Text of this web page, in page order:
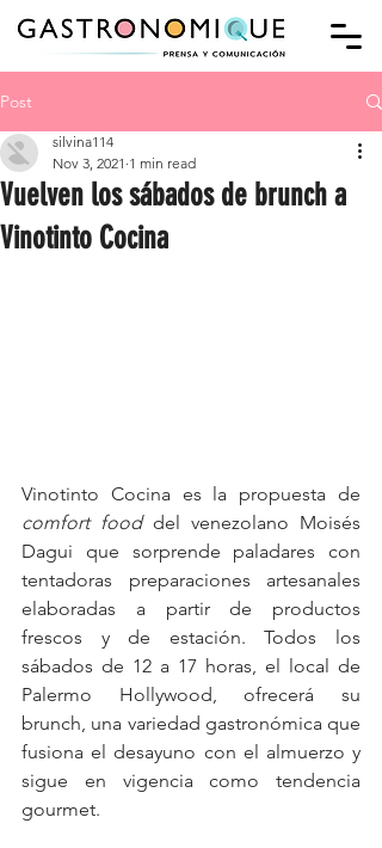
Post
Vuelven los sábados de brunch a
Vinotinto Cocina
silvina114
Nov 3, 2021 1 min read
comfort food del venezolano Moisés
Dagui que sorprende paladares con
tentadoras preparaciones artesanales
elaboradas a partir de productos
frescos y de estación. Todos los
sábados de 12 a 17 horas, el local de
Palermo Hollywood, ofrecerá su
brunch, una variedad gastronómica que
fusiona el desayuno con el almuerzo y
sigue en vigencia como tendencia
gourmet.